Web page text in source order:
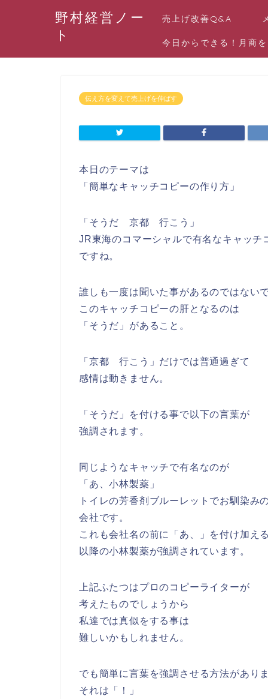
野村経営ノー
ト
売上げ改善Q&A
今日からできる！月商
伝え方を変えて売上げを伸ばす
本日のテーマは
「簡単なキャッチコピーの作り方」
「そうだ 京都 行こう」
JR東海のコマーシャルで有名なキャッチ
ですね。
誰しも一度は聞いた事があるのではない
このキャッチコピーの肝となるのは
「そうだ」があること。
「京都 行こう」だけでは普通過ぎて
感情は動きません。
「そうだ」を付ける事で以下の言葉が
強調されます。
同じようなキャッチで有名なのが
「あ、小林製薬」
トイレの芳香剤ブルーレットでお馴染み
会社です。
これも会社名の前に「あ、」を付け加え
以降の小林製薬が強調されています。
上記ふたつはプロのコピーライターが
考えたものでしょうから
私達では真似をする事は
難しいかもしれません。
でも簡単に言葉を強調させる方法があり
それは「！」